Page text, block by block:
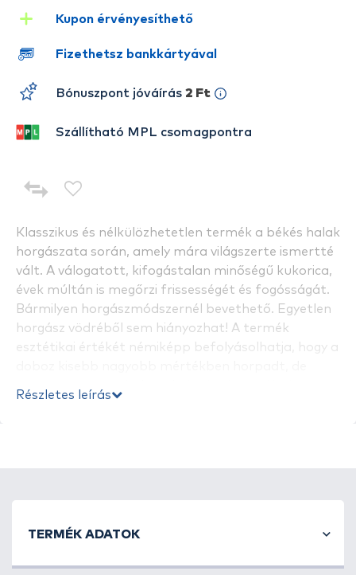
Klasszikus és nélkülözhetetlen termék a békés halak
horgászata során, amely mára világszerte ismertté
vált. A válogatott, kifogástalan minőségű kukorica,
évek múltán is megőrzi frissességét és fogósságát.
Bármilyen horgászmódszernél bevethető. Egyetlen
horgász vödréből sem hiányozhat! A termék
esztétikai értékét némiképp befolyásolhatja, hogy a
Részletes leírás
Kupon érvényesíthető
Fizethetsz bankkártyával
Bónuszpont jóváírás 2 Ft
Szállítható MPL csomagpontra
TERMÉK ADATOK